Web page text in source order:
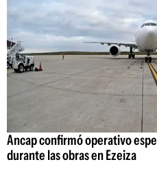
Ancap confirmó operativo
durante las obras en Ezeiza